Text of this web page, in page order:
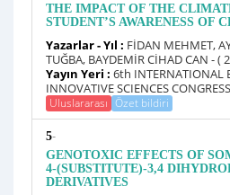
THE IMPACT OF THE
STUDENT’S AWARENESS OF
Yazarlar - Yıl : FİDAN MEHMET,
TUĞBA, BAYDEMİR CİHAD CAN - (
Yayın Yeri : 6th INTERNATIONAL
INNOVATIVE SCIENCES CONGRESS
Uluslararası Özet bildiri
5-
GENOTOXIC EFFECTS OF
4-(SUBSTITUTE)-3,4
DERIVATIVES